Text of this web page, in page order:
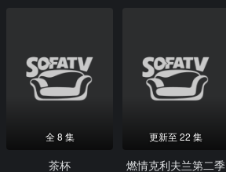
全 8 集
茶杯
更新至 22 集
燃情克利夫兰第二季